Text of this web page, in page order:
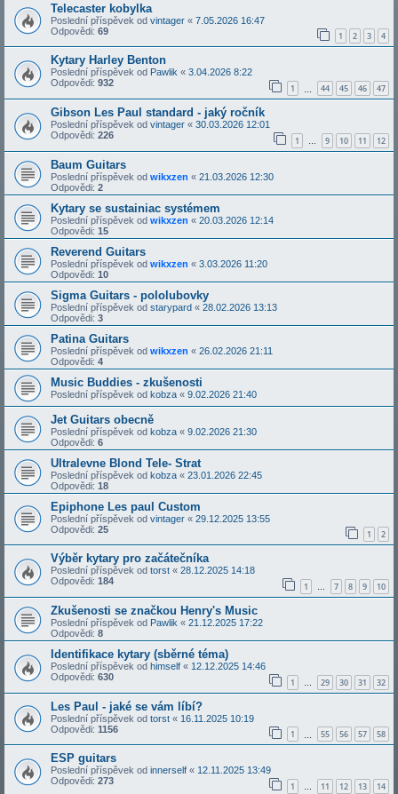
Telecaster kobylka
Poslední příspěvek od vintager « 7.05.2026 16:47
Odpovědi: 69 1 2 3 4
Kytary Harley Benton
Poslední příspěvek od Pawlik « 3.04.2026 8:22
Odpovědi: 932 1 44 45 46 47
Gibson Les Paul standard - jaký ročník
Poslední příspěvek od vintager « 30.03.2026 12:01
Odpovědi: 226 1 … 9 10 11 12
Baum Guitars
Poslední příspěvek od wikxzen « 21.03.2026 12:30
Odpovědi: 2
Kytary se sustainiac systémem
Poslední příspěvek od wikxzen « 20.03.2026 12:14
Odpovědi: 15
Reverend Guitars
Poslední příspěvek od wikxzen « 3.03.2026 11:20
Odpovědi: 10
Sigma Guitars - pololubovky
Poslední příspěvek od starypard « 28.02.2026 13:13
Odpovědi: 3
Patina Guitars
Poslední příspěvek od wikxzen « 26.02.2026 21:11
Odpovědi: 4
Music Buddies - zkušenosti
Poslední příspěvek od kobza « 9.02.2026 21:40
Jet Guitars obecně
Poslední příspěvek od kobza « 9.02.2026 21:30
Odpovědi: 6
Ultralevne Blond Tele- Strat
Poslední příspěvek od kobza « 23.01.2026 22:45
Odpovědi: 18
Epiphone Les paul Custom
Poslední příspěvek od vintager « 29.12.2025 13:55
Odpovědi: 25 1 2
Výběr kytary pro začátečníka
Poslední příspěvek od torst « 28.12.2025 14:18
Odpovědi: 184 1 … 7 8 9 10
Zkušenosti se značkou Henry's Music
Poslední příspěvek od Pawlik « 21.12.2025 17:22
Odpovědi: 8
Identifikace kytary (sběrné téma)
Poslední příspěvek od himself « 12.12.2025 14:46
Odpovědi: 630 1 … 29 30 31 32
Les Paul - jaké se vám líbí?
Poslední příspěvek od torst « 16.11.2025 10:19
Odpovědi: 1156 1 55 56 57 58
ESP guitars
Poslední příspěvek od innerself « 12.11.2025 13:49
Odpovědi: 273 1 … 11 12 13 14